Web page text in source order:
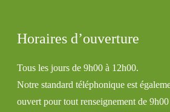
Horaires d’ouverture
Tous les jours de 9h00 à 12h00.
Notre standard téléphonique est
ouvert pour tout renseignement de